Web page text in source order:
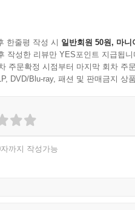
한줄평 작성 시 일반회원 50원, 마니
작성한 리뷰만 YES포인트 지급됩니
주문확정 시점부터 마지막 회차 주
DVD/Blu-ray, 패션 및 판매금지 상
까지 작성가능